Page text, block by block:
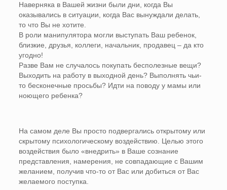
Наверняка в Вашей жизни были дни, когда Вы
оказывались в ситуации, когда Вас вынуждали делать,
то что Вы не хотите.
В роли манипулятора могли выступать Ваш ребенок,
близкие, друзья, коллеги, начальник, продавец – да кто
угодно!
Разве Вам не случалось покупать бесполезные вещи?
Выходить на работу в выходной день? Выполнять чьи-
то бесконечные просьбы? Идти на поводу у мамы или
ноющего ребенка?
На самом деле Вы просто подвергались открытому или
скрытому психологическому воздействию. Целью этого
воздействия было «внедрить» в Ваше сознание
представления, намерения, не совпадающие с Вашим
желанием, получив что-то от Вас или добиться от Вас
желаемого поступка.